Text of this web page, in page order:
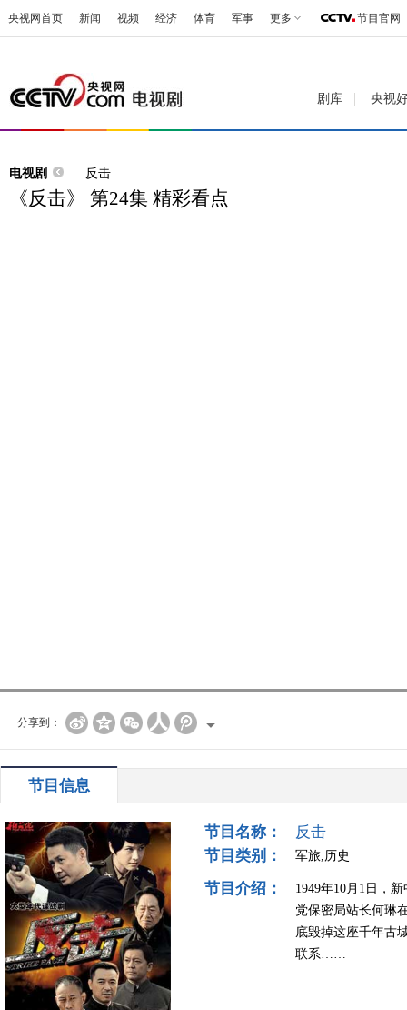
央视网首页 新闻 视频 经济 体育 军事 更多 节目官网
剧库 央视
电视剧 反击
《反击》 第24集 精彩看点
分享到：
节目信息
节目名称：
反击
节目类别：
军旅,历史
节目介绍：
1949年10月1日，
党保密局站长何琳
底毁掉这座千年古
联系……